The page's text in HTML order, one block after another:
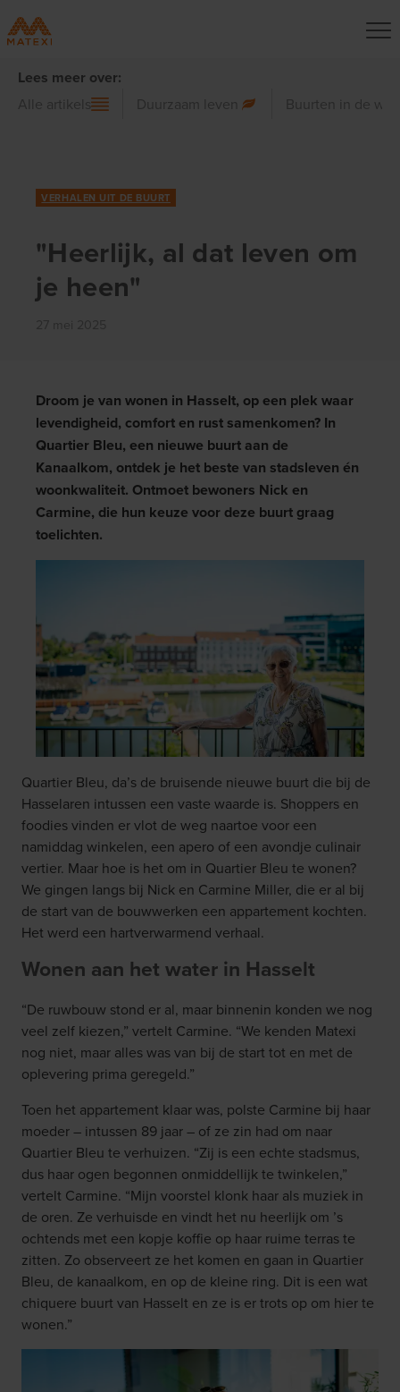
Lees meer over:
Alle artikels Duurzaam leven Buurten in de
VERHALEN UIT DE BUURT
"Heerlijk, al dat leven om
je heen"
Droom je van wonen in Hasselt, op een plek waar
levendigheid, comfort en rust samenkomen? In
Quartier Bleu, een nieuwe buurt aan de
Kanaalkom, ontdek je het beste van stadsleven én
woonkwaliteit. Ontmoet bewoners Nick en
Carmine, die hun keuze voor deze buurt graag
toelichten.
Quartier Bleu, da’s de bruisende nieuwe buurt die bij de
Hasselaren intussen een vaste waarde is. Shoppers en
foodies vinden er vlot de weg naartoe voor een
namiddag winkelen, een apero of een avondje culinair
vertier. Maar hoe is het om in Quartier Bleu te wonen?
We gingen langs bij Nick en Carmine Miller, die er al bij
de start van de bouwwerken een appartement kochten.
Het werd een hartverwarmend verhaal.
Wonen aan het water in Hasselt
“De ruwbouw stond er al, maar binnenin konden we nog
veel zelf kiezen,” vertelt Carmine. “We kenden Matexi
nog niet, maar alles was van bij de start tot en met de
oplevering prima geregeld.”
Toen het appartement klaar was, polste Carmine bij haar
moeder – intussen 89 jaar – of ze zin had om naar
Quartier Bleu te verhuizen. “Zij is een echte stadsmus,
dus haar ogen begonnen onmiddellijk te twinkelen,”
vertelt Carmine. “Mijn voorstel klonk haar als muziek in
de oren. Ze verhuisde en vindt het nu heerlijk om ’s
ochtends met een kopje koffie op haar ruime terras te
zitten. Zo observeert ze het komen en gaan in Quartier
Bleu, de kanaalkom, en op de kleine ring. Dit is een wat
chiquere buurt van Hasselt en ze is er trots op om hier te
wonen.”